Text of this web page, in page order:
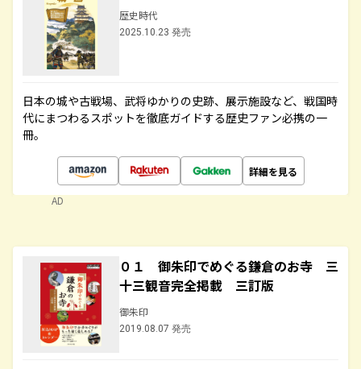
歴史時代
2025.10.23 発売
日本の城や古戦場、武将ゆかりの史跡、展示施設など、戦国時
代にまつわるスポットを徹底ガイドする歴史ファン必携の一
冊。
詳細を見る
AD
０１ 御朱印でめぐる鎌倉のお寺 三
十三観音完全掲載 三訂版
御朱印
2019.08.07 発売